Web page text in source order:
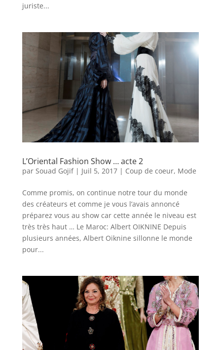
juriste...
L’Oriental Fashion Show … acte 2
par Souad Gojif| Juil 5, 2017| Coup de coeur, Mode
Comme promis, on continue notre tour du monde
des créateurs et comme je vous l’avais annoncé
préparez vous au show car cette année le niveau est
très très haut … Le Maroc: Albert OIKNINE Depuis
plusieurs années, Albert Oiknine sillonne le monde
pour...